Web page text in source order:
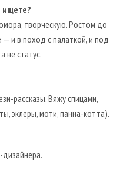
ищете?
творческую. Ростом до
— и в поход с палаткой, и под
не статус.
рассказы. Вяжу спицами,
эклеры, моти, панна-котта).